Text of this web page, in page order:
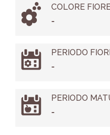
COLORE
-
PERIODO
-
PERIODO
-